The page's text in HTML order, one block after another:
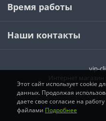
Время работы
Наши контакты
vip-
Интернет
Этот сайт использует cookie
данных. Продолжая
даете свое согласие на
файлами Подробнее